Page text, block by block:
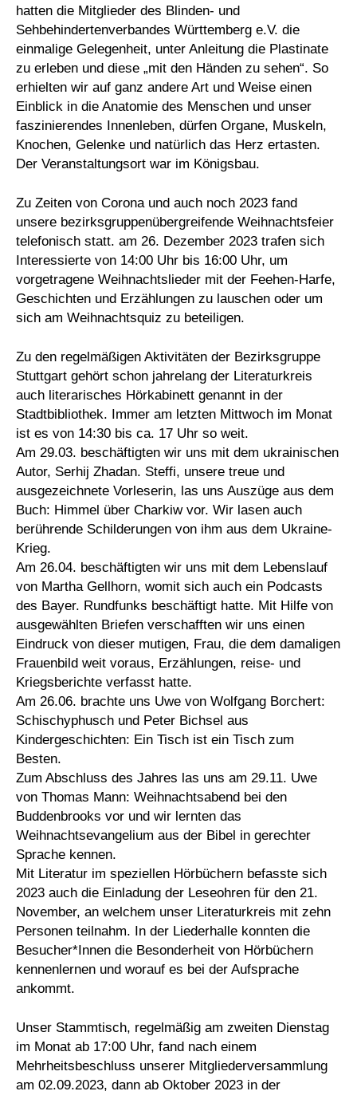
hatten die Mitglieder des Blinden- und
Sehbehindertenverbandes Württemberg e.V. die
einmalige Gelegenheit, unter Anleitung die Plastinate
zu erleben und diese „mit den Händen zu sehen“. So
erhielten wir auf ganz andere Art und Weise einen
Einblick in die Anatomie des Menschen und unser
faszinierendes Innenleben, dürfen Organe, Muskeln,
Knochen, Gelenke und natürlich das Herz ertasten.
Der Veranstaltungsort war im Königsbau.
Zu Zeiten von Corona und auch noch 2023 fand
unsere bezirksgruppenübergreifende Weihnachtsfeier
telefonisch statt. am 26. Dezember 2023 trafen sich
Interessierte von 14:00 Uhr bis 16:00 Uhr, um
vorgetragene Weihnachtslieder mit der Feehen-Harfe,
Geschichten und Erzählungen zu lauschen oder um
sich am Weihnachtsquiz zu beteiligen.
Zu den regelmäßigen Aktivitäten der Bezirksgruppe
Stuttgart gehört schon jahrelang der Literaturkreis
auch literarisches Hörkabinett genannt in der
Stadtbibliothek. Immer am letzten Mittwoch im Monat
ist es von 14:30 bis ca. 17 Uhr so weit.
Am 29.03. beschäftigten wir uns mit dem ukrainischen
Autor, Serhij Zhadan. Steffi, unsere treue und
ausgezeichnete Vorleserin, las uns Auszüge aus dem
Buch: Himmel über Charkiw vor. Wir lasen auch
berührende Schilderungen von ihm aus dem Ukraine-
Krieg.
Am 26.04. beschäftigten wir uns mit dem Lebenslauf
von Martha Gellhorn, womit sich auch ein Podcasts
des Bayer. Rundfunks beschäftigt hatte. Mit Hilfe von
ausgewählten Briefen verschafften wir uns einen
Eindruck von dieser mutigen, Frau, die dem damaligen
Frauenbild weit voraus, Erzählungen, reise- und
Kriegsberichte verfasst hatte.
Am 26.06. brachte uns Uwe von Wolfgang Borchert:
Schischyphusch und Peter Bichsel aus
Kindergeschichten: Ein Tisch ist ein Tisch zum
Besten.
Zum Abschluss des Jahres las uns am 29.11. Uwe
von Thomas Mann: Weihnachtsabend bei den
Buddenbrooks vor und wir lernten das
Weihnachtsevangelium aus der Bibel in gerechter
Sprache kennen.
Mit Literatur im speziellen Hörbüchern befasste sich
2023 auch die Einladung der Leseohren für den 21.
November, an welchem unser Literaturkreis mit zehn
Personen teilnahm. In der Liederhalle konnten die
Besucher*Innen die Besonderheit von Hörbüchern
kennenlernen und worauf es bei der Aufsprache
ankommt.
Unser Stammtisch, regelmäßig am zweiten Dienstag
im Monat ab 17:00 Uhr, fand nach einem
Mehrheitsbeschluss unserer Mitgliederversammlung
am 02.09.2023, dann ab Oktober 2023 in der